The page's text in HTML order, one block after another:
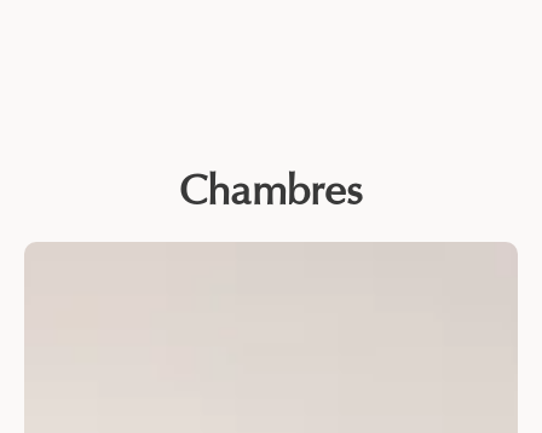
Chambres